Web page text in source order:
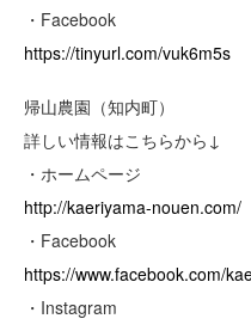
・Facebook
https://tinyurl.com/vuk6m5s
帰山農園（知内町）
詳しい情報はこちらから↓
・ホームページ
http://kaeriyama-nouen.com/
・Facebook
https://www.facebook.com/
・Instagram